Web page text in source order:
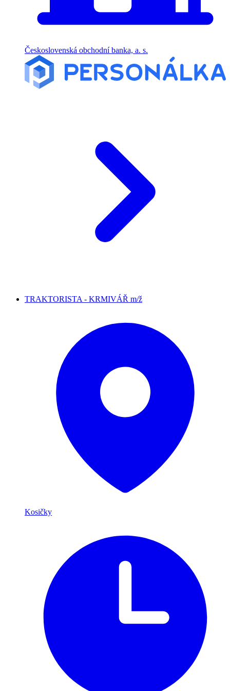
Československá obchodní banka, a. s.
TRAKTORISTA - KRMIVÁŘ m/ž
Kosičky